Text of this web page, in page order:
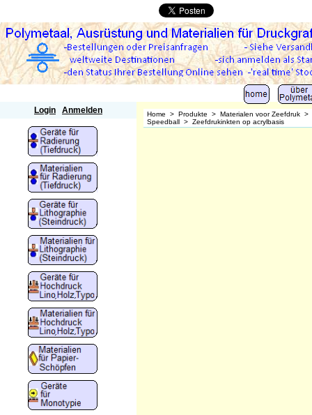
Login Anmelden Home > Produkte > Materialen voor Zeefdruk >
Speedball > Zeefdrukinkten op acrylbasis